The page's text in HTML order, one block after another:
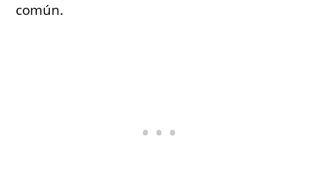
común.